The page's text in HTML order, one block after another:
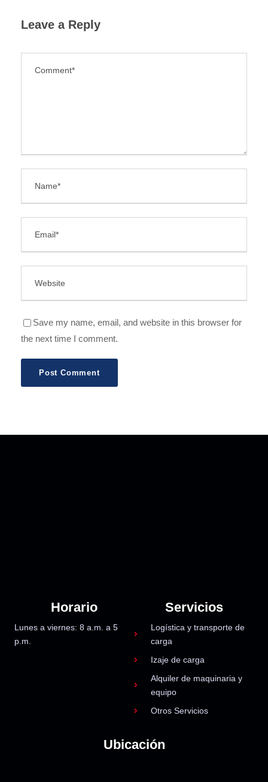
Leave a Reply
Save my name, email, and website in this browser for
the next time I comment.
Horario
Lunes a viernes: 8 a.m. a 5
p.m.
Servicios
Logística y transporte de
carga
Izaje de carga
Alquiler de maquinaria y
equipo
Otros Servicios
Ubicación